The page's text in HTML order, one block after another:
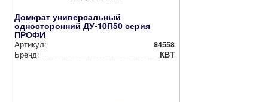
Домкрат универсальный
односторонний ДУ-10П50 серия
ПРОФИ
Артикул:
84558
Бренд:
КВТ